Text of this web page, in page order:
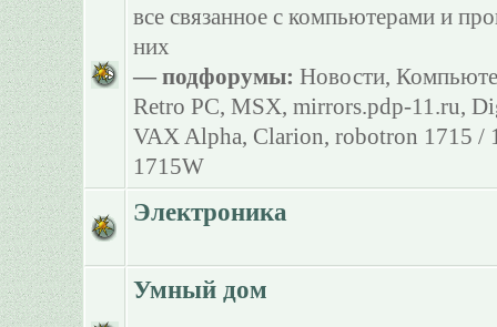
все связанное с компьютерами и
них
— подфорумы: Новости,
Retro PC, MSX, mirrors.pdp-11.ru,
VAX Alpha, Clarion, robotron 1715 /
1715W
Электроника
Умный дом